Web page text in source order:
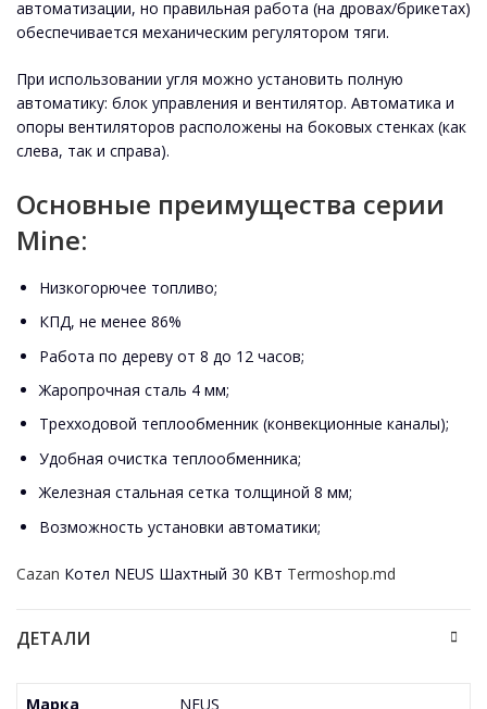
автоматизации, но правильная работа (на дровах/брикетах)
обеспечивается механическим регулятором тяги.
При использовании угля можно установить полную
автоматику: блок управления и вентилятор. Автоматика и
опоры вентиляторов расположены на боковых стенках (как
слева, так и справа).
Основные преимущества серии
Mine:
Низкогорючее топливо;
КПД, не менее 86%
Работа по дереву от 8 до 12 часов;
Жаропрочная сталь 4 мм;
Трехходовой теплообменник (конвекционные каналы);
Удобная очистка теплообменника;
Железная стальная сетка толщиной 8 мм;
Возможность установки автоматики;
Cazan Котел NEUS Шахтный 30 КВт Termoshop.md
ДЕТАЛИ
Марка
NEUS